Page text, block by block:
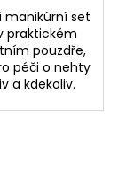
manikúrní set
praktickém
pouzdře,
péči o nehty
a kdekoliv.